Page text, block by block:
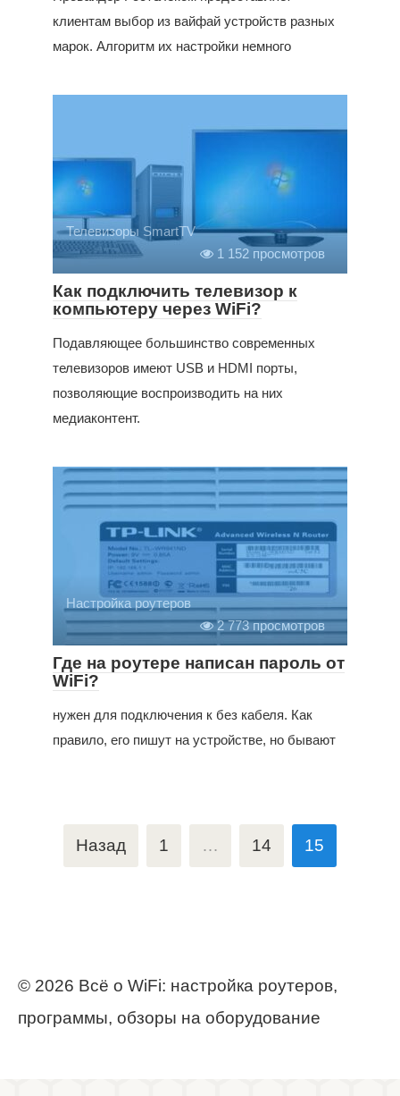
клиентам выбор из вайфай устройств разных
марок. Алгоритм их настройки немного
Телевизоры SmartTV
1 152 просмотров
Как подключить телевизор к
компьютеру через WiFi?
Подавляющее большинство современных
телевизоров имеют USB и HDMI порты,
позволяющие воспроизводить на них
медиаконтент.
Настройка роутеров
2 773 просмотров
Где на роутере написан пароль от
WiFi?
нужен для подключения к без кабеля. Как
правило, его пишут на устройстве, но бывают
Навигация
Назад 1 … 14 15
© 2026 Всё о WiFi: настройка роутеров,
программы, обзоры на оборудование